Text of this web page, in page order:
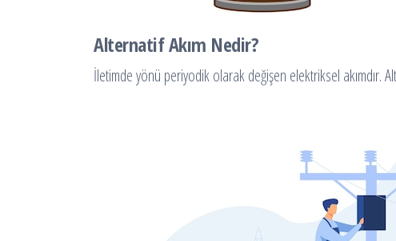
Alternatif Akım Nedir?
İletimde yönü periyodik olarak değişen elektriksel akımdır.